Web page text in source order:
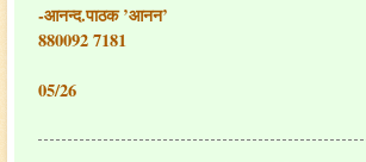
-आनन्द.पाठक ’आनन’
880092 7181
05/26